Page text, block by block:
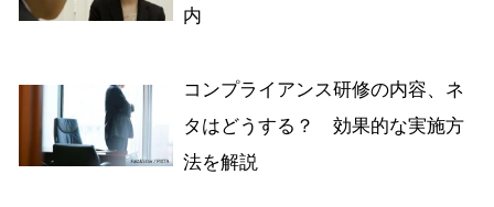
内
コンプライアンス研修の内容、ネ
タはどうする？ 効果的な実施方
法を解説